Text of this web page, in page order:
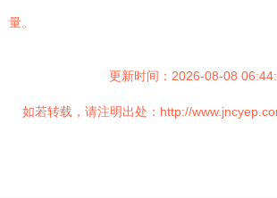
量。
更新时间：2026-08-08
如若转载，请注明出处：http://